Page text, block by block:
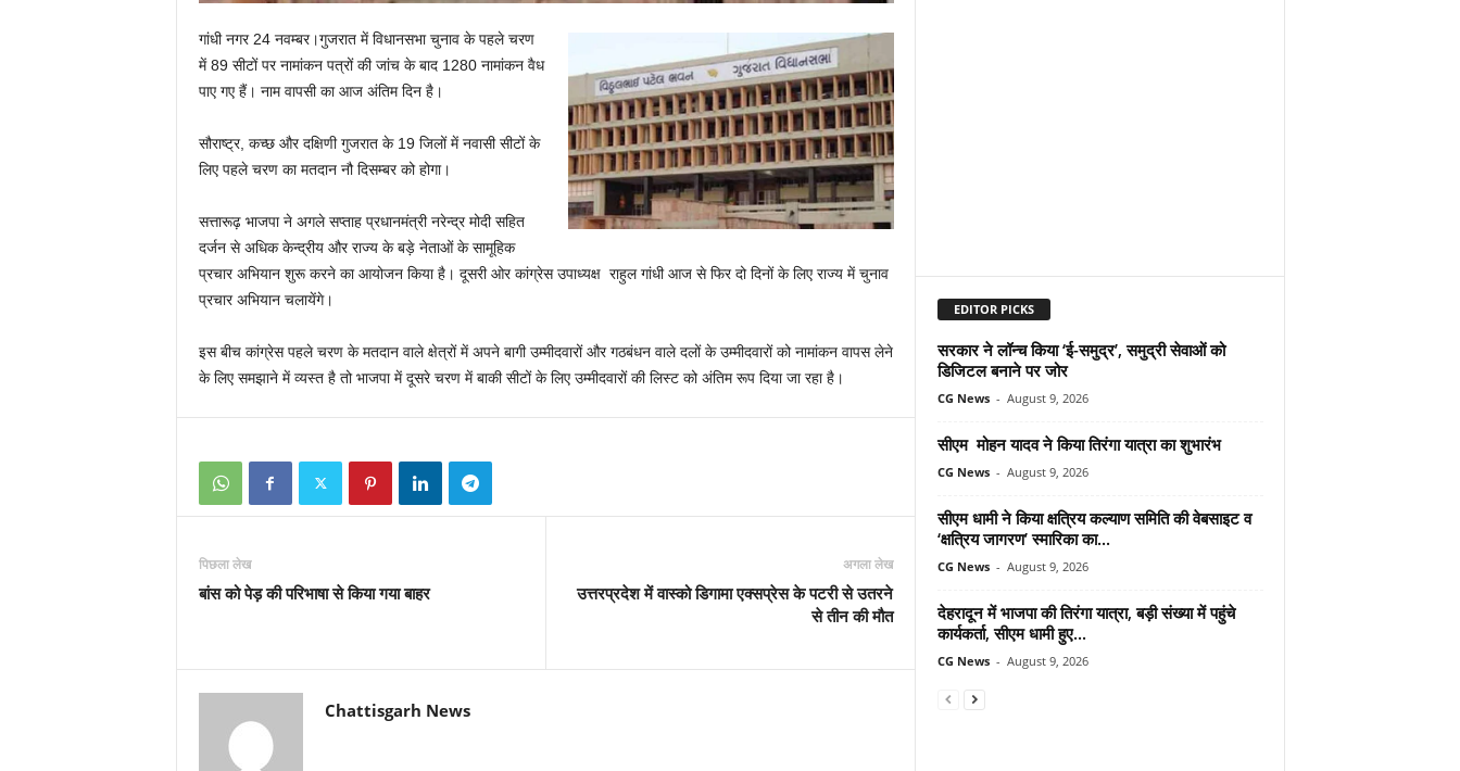
गांधी नगर 24 नवम्बर।गुजरात में विधानसभा चुनाव के पहले चरण
में 89 सीटों पर नामांकन पत्रों की जांच के बाद 1280 नामांकन वैध
पाए गए हैं। नाम वापसी का आज अंतिम दिन है।
सौराष्ट्र, कच्छ और दक्षिणी गुजरात के 19 जिलों में नवासी सीटों के
लिए पहले चरण का मतदान नौ दिसम्बर को होगा।
सत्तारूढ़ भाजपा ने अगले सप्ताह प्रधानमंत्री नरेन्द्र मोदी सहित
दर्जन से अधिक केन्द्रीय और राज्य के बड़े नेताओं के सामूहिक
प्रचार अभियान शुरू करने का आयोजन किया है। दूसरी ओर कांग्रेस उपाध्यक्ष राहुल गांधी आज से फिर दो दिनों के लिए राज्य में चुनाव
प्रचार अभियान चलायेंगे।
इस बीच कांग्रेस पहले चरण के मतदान वाले क्षेत्रों में अपने बागी उम्मीदवारों और गठबंधन वाले दलों के उम्मीदवारों को नामांकन वापस लेने
के लिए समझाने में व्यस्त है तो भाजपा में दूसरे चरण में बाकी सीटों के लिए उम्मीदवारों की लिस्ट को अंतिम रूप दिया जा रहा है।
पिछला लेख
बांस को पेड़ की परिभाषा से किया गया बाहर
अगला लेख
उत्तरप्रदेश में वास्को डिगामा एक्सप्रेस के पटरी से उतरने
से तीन की मौत
Chattisgarh News
EDITOR PICKS
सरकार ने लॉन्च किया ‘ई-समुद्र’, समुद्री सेवाओं को
डिजिटल बनाने पर जोर
CG News - August 9, 2026
सीएम मोहन यादव ने किया तिरंगा यात्रा का शुभारंभ
CG News - August 9, 2026
सीएम धामी ने किया क्षत्रिय कल्याण समिति की वेबसाइट व
‘क्षत्रिय जागरण’ स्मारिका का...
CG News - August 9, 2026
देहरादून में भाजपा की तिरंगा यात्रा, बड़ी संख्या में पहुंचे
कार्यकर्ता, सीएम धामी हुए...
CG News - August 9, 2026